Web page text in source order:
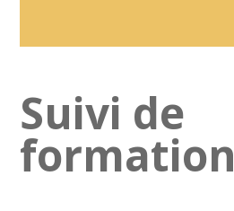
Suivi de
formation